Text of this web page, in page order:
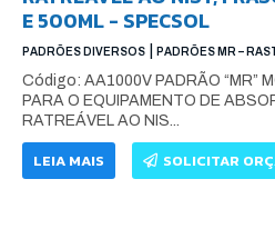
E 500ML - SPECSOL
PADRÕES DIVERSOS PADRÕES MR –
Código: AA1000V PADRÃO “MR”
PARA O EQUIPAMENTO DE
RATREÁVEL AO NIS...
LEIA MAIS SOLICITAR